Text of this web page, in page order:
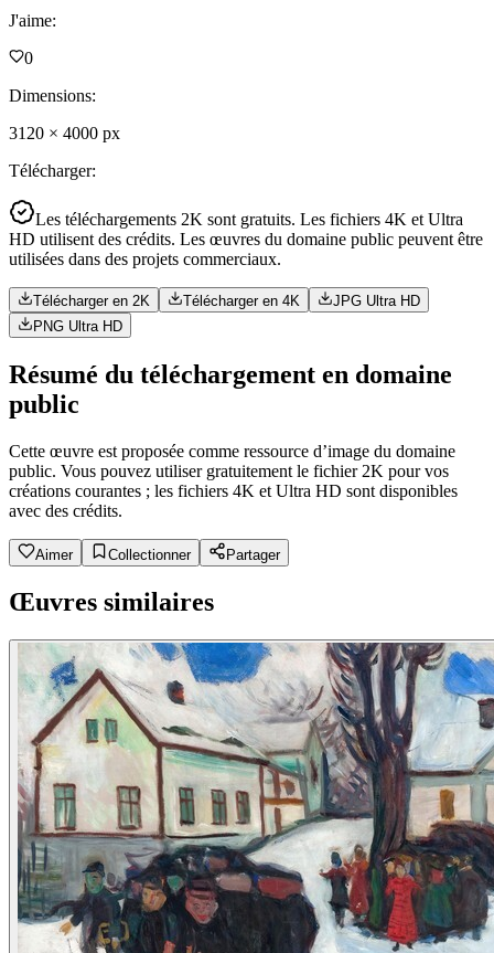
J'aime:
0
Dimensions:
3120 × 4000 px
Télécharger:
Les téléchargements 2K sont gratuits. Les fichiers 4K et Ultra
HD utilisent des crédits. Les œuvres du domaine public peuvent être
utilisées dans des projets commerciaux.
Télécharger en 2K Télécharger en 4K
JPG Ultra HD
PNG Ultra HD
Résumé du téléchargement en domaine
public
Cette œuvre est proposée comme ressource d’image du domaine
public. Vous pouvez utiliser gratuitement le fichier 2K pour vos
créations courantes ; les fichiers 4K et Ultra HD sont disponibles
avec des crédits.
Aimer Collectionner Partager
Œuvres similaires